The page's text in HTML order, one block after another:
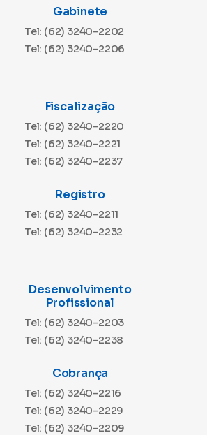
Gabinete
Tel: (62) 3240-2202
Tel: (62) 3240-2206
Fiscalização
Tel: (62) 3240-2220
Tel: (62) 3240-2221
Tel: (62) 3240-2237
Registro
Tel: (62) 3240-2211
Tel: (62) 3240-2232
Desenvolvimento
Profissional
Tel: (62) 3240-2203
Tel: (62) 3240-2238
Cobrança
Tel: (62) 3240-2216
Tel: (62) 3240-2229
Tel: (62) 3240-2209